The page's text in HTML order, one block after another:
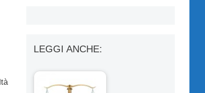
LEGGI ANCHE: